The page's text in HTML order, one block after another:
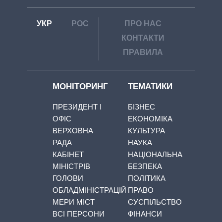
УКР РОС
ПРО НАС
КОНТАКТИ
ПРАВИЛА
МОНІТОРИНГ
ПРЕЗИДЕНТ І
ОФІС
ВЕРХОВНА
РАДА
КАБІНЕТ
МІНІСТРІВ
ГОЛОВИ
ОБЛАДМІНІСТРАЦІЙ
МЕРИ МІСТ
ВСІ ПЕРСОНИ
ТЕМАТИКИ
БІЗНЕС
ЕКОНОМІКА
КУЛЬТУРА
НАУКА
НАЦІОНАЛЬНА
БЕЗПЕКА
ПОЛІТИКА
ПРАВО
СУСПІЛЬСТВО
ФІНАНСИ